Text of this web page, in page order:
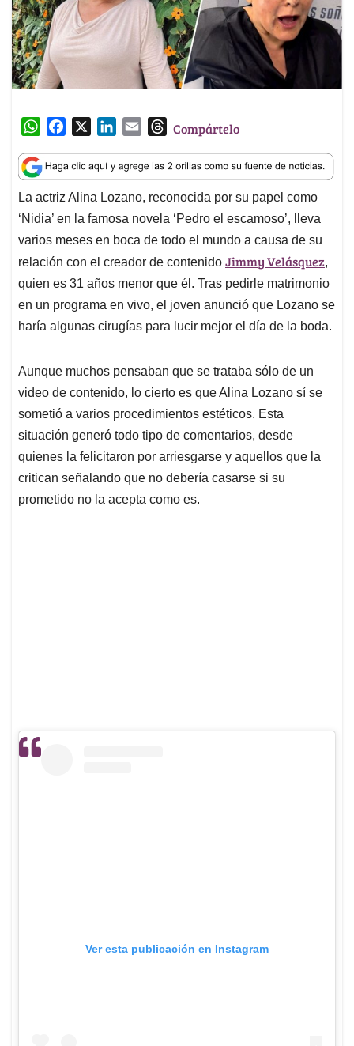
W
a
t
s
A
p
p
c
e
b
o
o
k
n
k
e
d
I
n
a
i
l
T
r
e
a
d
s
Compártelo
La actriz Alina Lozano, reconocida por su papel como
‘Nidia’ en la famosa novela ‘Pedro el escamoso’, lleva
varios meses en boca de todo el mundo a causa de su
relación con el creador de contenido Jimmy Velásquez,
quien es 31 años menor que él. Tras pedirle matrimonio
en un programa en vivo, el joven anunció que Lozano se
haría algunas cirugías para lucir mejor el día de la boda.
Aunque muchos pensaban que se trataba sólo de un
video de contenido, lo cierto es que Alina Lozano sí se
sometió a varios procedimientos estéticos. Esta
situación generó todo tipo de comentarios, desde
quienes la felicitaron por arriesgarse y aquellos que la
critican señalando que no debería casarse si su
prometido no la acepta como es.
Ver esta publicación en Instagram